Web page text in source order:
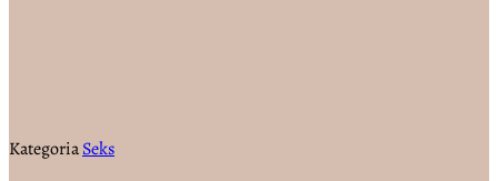
KategoriaSeks